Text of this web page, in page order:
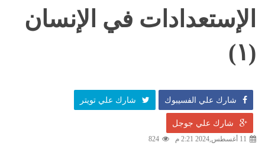
الإستعدادات في الإنسان
(١)
شارك علي الفسيبوك شارك علي تويتر
شارك علي جوجل
11 أغسطس,2024 2:21 م
824